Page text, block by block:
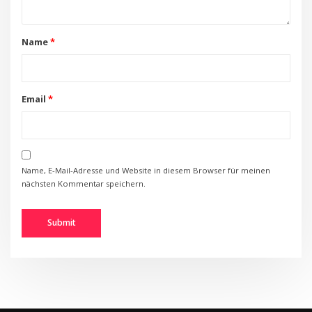
Name*
Email *
Name, E-Mail-Adresse und Website in diesem Browser für meinen
nächsten Kommentar speichern.